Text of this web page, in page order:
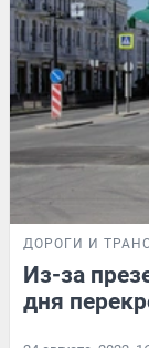
ДОРОГИ И
Из-за
дня